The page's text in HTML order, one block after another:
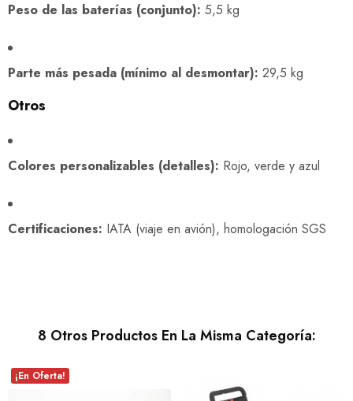
Peso de las baterías (conjunto): 5,5 kg
Parte más pesada (mínimo al desmontar): 29,5 kg
Otros
Colores personalizables (detalles): Rojo, verde y azul
Certificaciones: IATA (viaje en avión), homologación SGS
8 Otros Productos En La Misma Categoría:
¡En Oferta!